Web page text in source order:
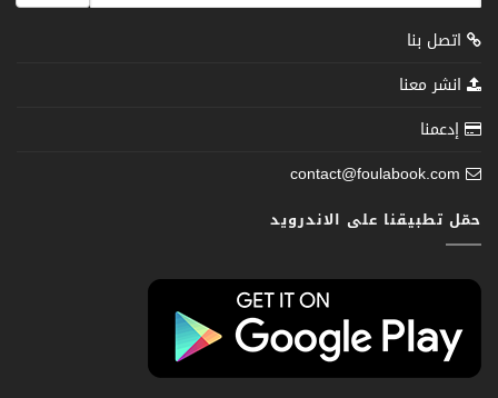
اتصل بنا
انشر معنا
إدعمنا
contact@foulabook.com
حمّل تطبيقنا على الاندرويد